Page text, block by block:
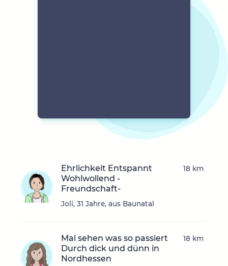
Ehrlichkeit Entspannt
Wohlwollend -
Freundschaft-
Joli, 31 Jahre, aus Baunatal
18 km
Mal sehen was so passiert
Durch dick und dünn in
Nordhessen
18 km